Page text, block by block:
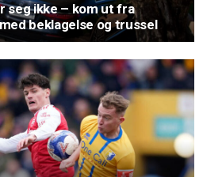
seg ikke – kom ut fra
beklagelse og trussel